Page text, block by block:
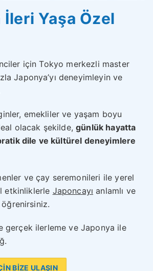
İleri Yaşa Özel
için Tokyo merkezli master
Japonya’yı deneyimleyin ve
emekliler ve yaşam boyu
olacak şekilde,günlük hayatta
dile ve kültürel deneyimlere
ve çay seremonileri ile yerel
etkinliklerle Japoncayı anlamlı ve
gerçek ilerleme ve Japonya ile
BİZE ULAŞIN